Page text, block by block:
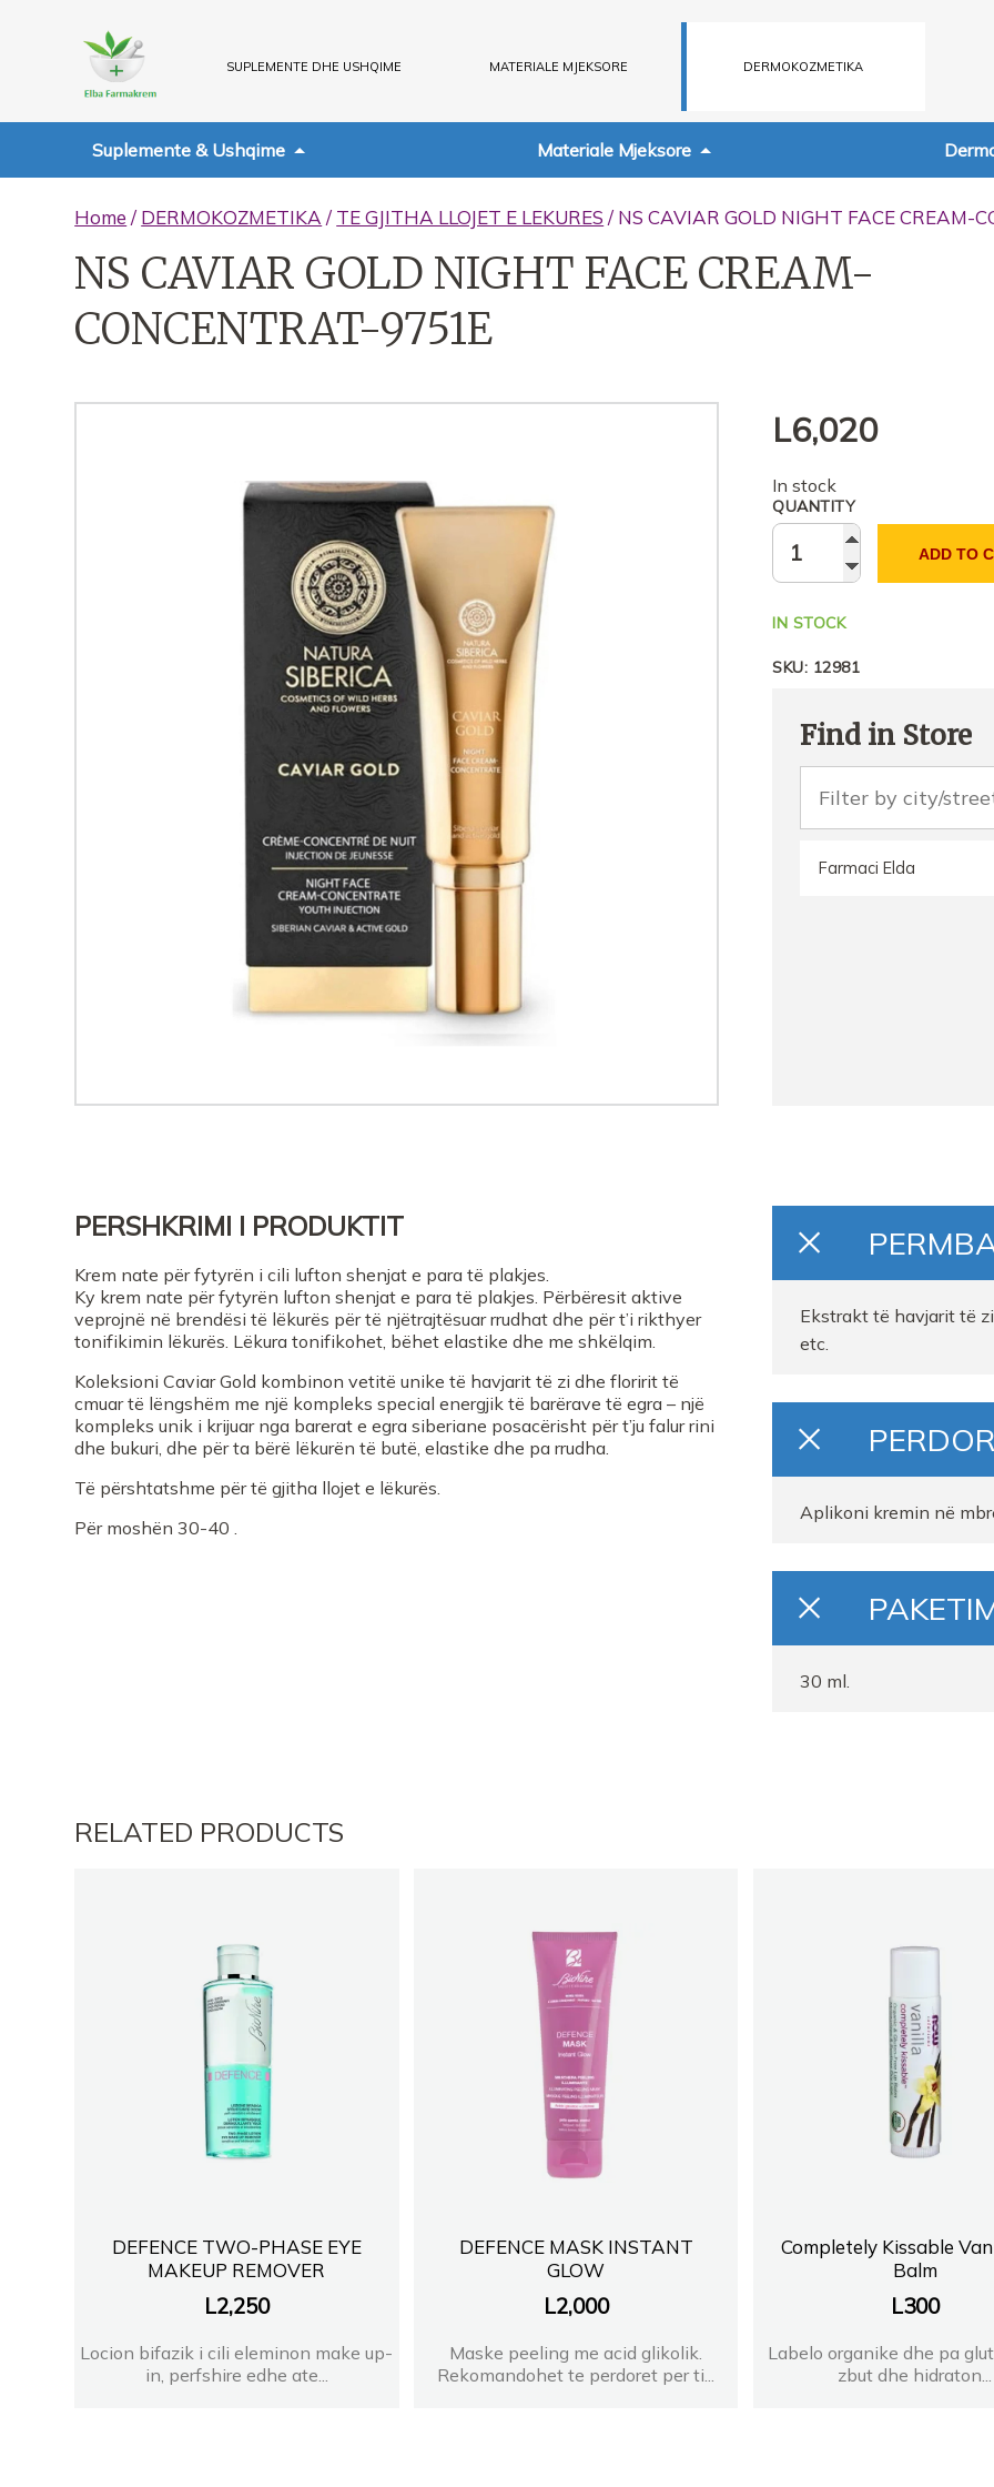
SUPLEMENTE DHE USHQIME MATERIALE MJEKSORE DERMOKOZMETIKA
Suplemente & Ushqime Materiale Mjeksore
Home / DERMOKOZMETIKA / TE GJITHA LLOJET E LEKURES / NS CAVIAR GOLD NIGHT FACE CREAM-
NS CAVIAR GOLD NIGHT FACE CREAM-
CONCENTRAT-9751E
L6,020
In stock
QUANTITY
ADD TO
IN STOCK
SKU: 12981
Find in Store
Farmaci Elda
PERSHKRIMI I PRODUKTIT
Krem nate për fytyrën i cili lufton shenjat e para të plakjes.
Ky krem nate për fytyrën lufton shenjat e para të plakjes. Përbëresit aktive
veprojnë në brendësi të lëkurës për të njëtrajtësuar rrudhat dhe për t’i rikthyer
tonifikimin lëkurës. Lëkura tonifikohet, bëhet elastike dhe me shkëlqim.
Koleksioni Caviar Gold kombinon vetitë unike të havjarit të zi dhe floririt të
cmuar të lëngshëm me një kompleks special energjik të barërave të egra – një
kompleks unik i krijuar nga barerat e egra siberiane posacërisht për t’ju falur rini
dhe bukuri, dhe për ta bërë lëkurën të butë, elastike dhe pa rrudha.
Të përshtatshme për të gjitha llojet e lëkurës.
Për moshën 30-40 .
Ekstrakt të havjarit të
etc.
Aplikoni kremin në
30 ml.
RELATED PRODUCTS
DEFENCE TWO-PHASE EYE
MAKEUP REMOVER
L2,250
Locion bifazik i cili eleminon make up-
in, perfshire edhe ate...
DEFENCE MASK INSTANT
GLOW
L2,000
Maske peeling me acid glikolik.
Rekomandohet te perdoret per ti...
Completely Kissable
Balm
L300
Labelo organike dhe pa
zbut dhe hidraton...